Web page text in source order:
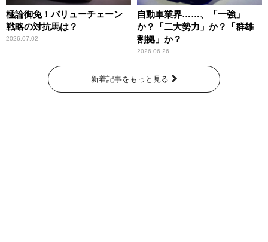
極論御免！バリューチェーン
戦略の対抗馬は？
2026.07.02
自動車業界……、「一強」
か？「二大勢力」か？「群雄
割拠」か？
2026.06.26
新着記事をもっと見る